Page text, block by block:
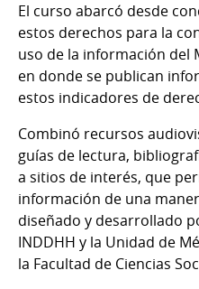
El curso abarcó desde
estos derechos para la
uso de la información del
en donde se publican
estos indicadores de
Combinó recursos
guías de lectura,
a sitios de interés, que
información de una
diseñado y desarrollado
INDDHH y la Unidad de
la Facultad de Ciencias